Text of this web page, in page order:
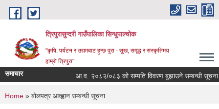
Skip to main content
त्रिपुरासुन्दरी गाउँपालिका सिन्धुपाल्चाेक
"कृषि, पर्यटन र उद्यमबाट हुन्छ पुरा - सुख, समृद्ध र संस्कृतिमय
हाम्रो त्रिपुरा"
समाचार आ.व. २०८२/०८३ को सम्पति विवरण बुझाउने सम्बन्धी सूचना ।
You are here
Home » बोलपत्र आव्ह्वान सम्बन्धी सूचना